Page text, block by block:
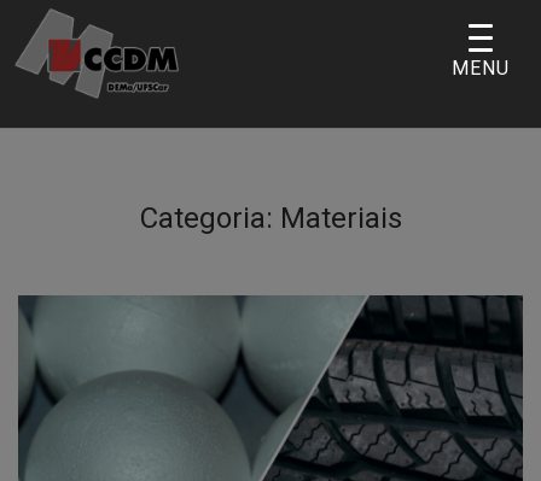
content
Categoria: Materiais
MENU